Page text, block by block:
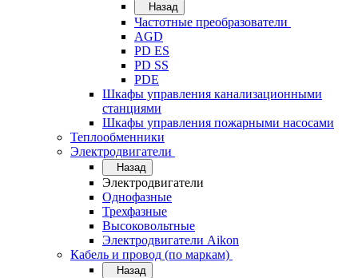
Назад
Частотные преобразователи
AGD
PD ES
PD SS
PDE
Шкафы управления канализационными
станциями
Шкафы управления пожарными насосами
Теплообменники
Электродвигатели
Назад
Электродвигатели
Однофазные
Трехфазные
Высоковольтные
Электродвигатели Aikon
Кабель и провод (по маркам)
Назад